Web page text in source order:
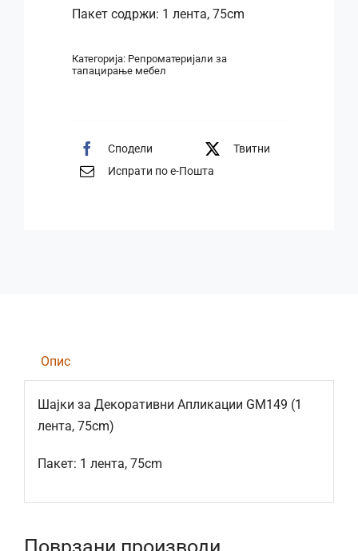
Пакет содржи: 1 лента, 75cm
Категорија: Репроматеријали за
тапацирање мебел
Сподели
Твитни
Испрати по е-Пошта
Опис
Шајки за Декоративни Апликации GM149 (1
лента, 75cm)
Пакет: 1 лента, 75cm